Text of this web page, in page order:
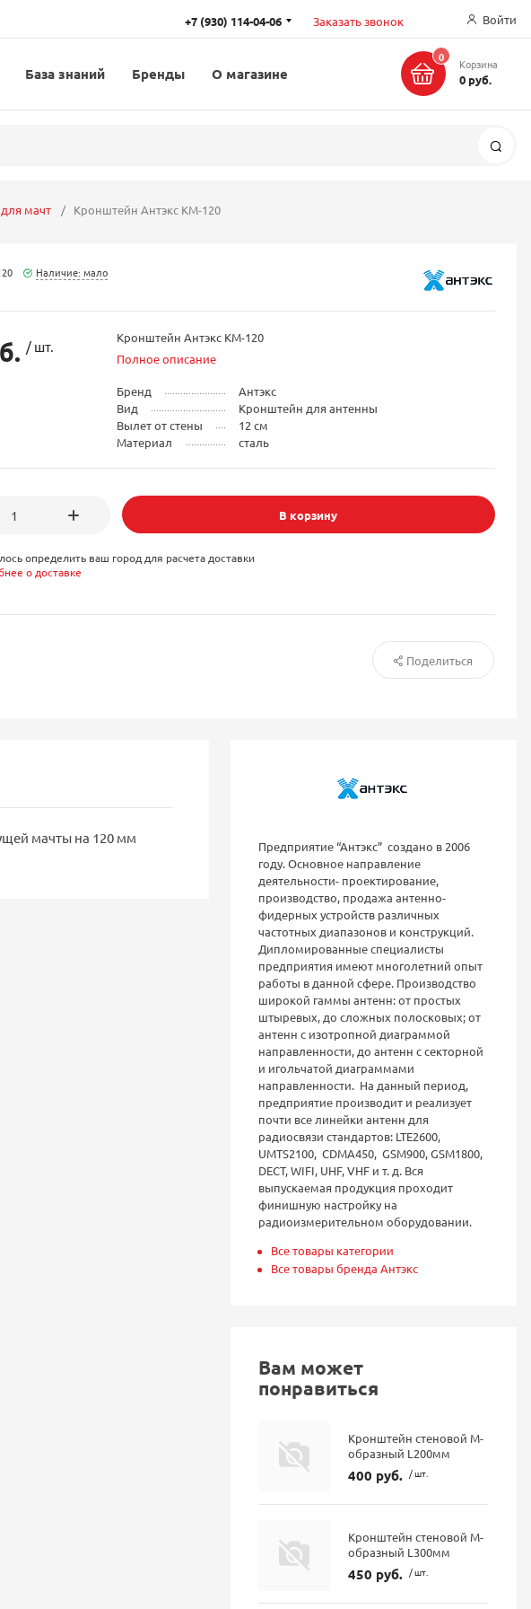
+7 (930) 114-04-06 Заказать звонок Войти
База знаний Бренды О магазине
0 Корзина
0 руб.
мачт Кронштейн Антэкс KM-120
Наличие: мало
/ шт.
Кронштейн Антэкс KM-120
Полное описание
Бренд
Антэкс
Вид
Кронштейн для антенны
Вылет от стены
12 см
Материал
сталь
В корзину
определить ваш город для расчета доставки
о доставке
Поделиться
мачты на 120 мм
Предприятие “Антэкс” создано в 2006
году. Основное направление
деятельности- проектирование,
производство, продажа антенно-
фидерных устройств различных
частотных диапазонов и конструкций.
Дипломированные специалисты
предприятия имеют многолетний опыт
работы в данной сфере. Производство
широкой гаммы антенн: от простых
штыревых, до сложных полосковых; от
антенн с изотропной диаграммой
направленности, до антенн с секторной
и игольчатой диаграммами
направленности. На данный период,
предприятие производит и реализует
почти все линейки антенн для
радиосвязи стандартов: LTE2600,
UMTS2100, CDMA450, GSM900, GSM1800,
DECT, WIFI, UHF, VHF и т. д. Вся
выпускаемая продукция проходит
финишную настройку на
радиоизмерительном оборудовании.
Все товары категории
Все товары бренда Антэкс
Вам может
понравиться
Кронштейн стеновой М-
образный L200мм
400 руб. / шт.
Кронштейн стеновой М-
образный L300мм
450 руб. / шт.